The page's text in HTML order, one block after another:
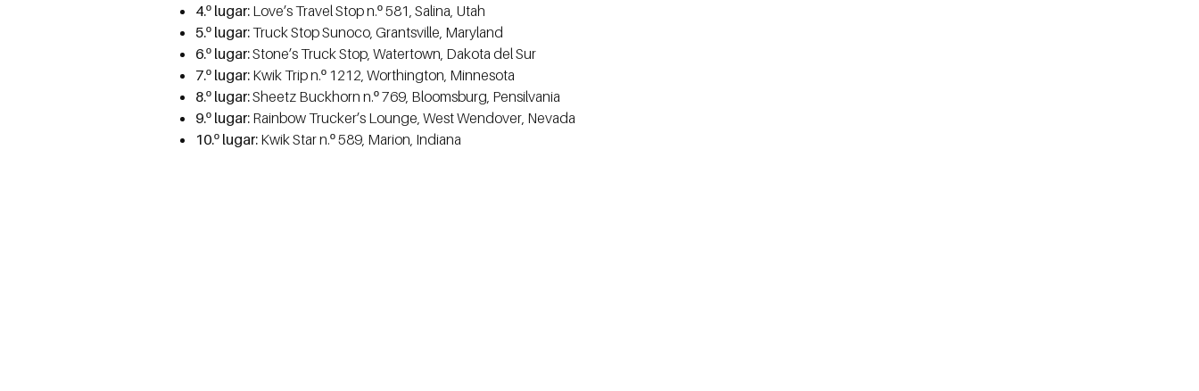
4.º lugar: Love’s Travel Stop n.º 581, Salina, Utah
5.º lugar:Truck Stop Sunoco, Grantsville, Maryland
6.º lugar:Stone’s Truck Stop, Watertown, Dakota del Sur
7.º lugar: Kwik Trip n.º 1212, Worthington, Minnesota
8.º lugar:Sheetz Buckhorn n.º 769, Bloomsburg, Pensilvania
9.º lugar: Rainbow Trucker’s Lounge, West Wendover, Nevada
10.º lugar: Kwik Star n.º 589, Marion, Indiana